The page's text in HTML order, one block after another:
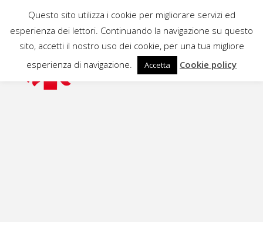
Questo sito utilizza i cookie per migliorare servizi ed
esperienza dei lettori. Continuando la navigazione su questo
sito, accetti il nostro uso dei cookie, per una tua migliore
esperienza di navigazione.
Accetta Cookie policy